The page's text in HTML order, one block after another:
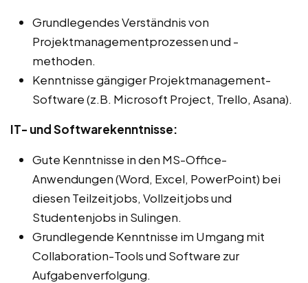
Grundlegendes Verständnis von
Projektmanagementprozessen und -
methoden.
Kenntnisse gängiger Projektmanagement-
Software (z.B. Microsoft Project, Trello, Asana).
IT- und Softwarekenntnisse:
Gute Kenntnisse in den MS-Office-
Anwendungen (Word, Excel, PowerPoint) bei
diesen Teilzeitjobs, Vollzeitjobs und
Studentenjobs in Sulingen.
Grundlegende Kenntnisse im Umgang mit
Collaboration-Tools und Software zur
Aufgabenverfolgung.